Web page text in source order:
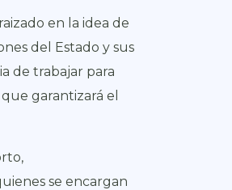
en la idea de
del Estado y sus
de trabajar para
garantizará el
se encargan